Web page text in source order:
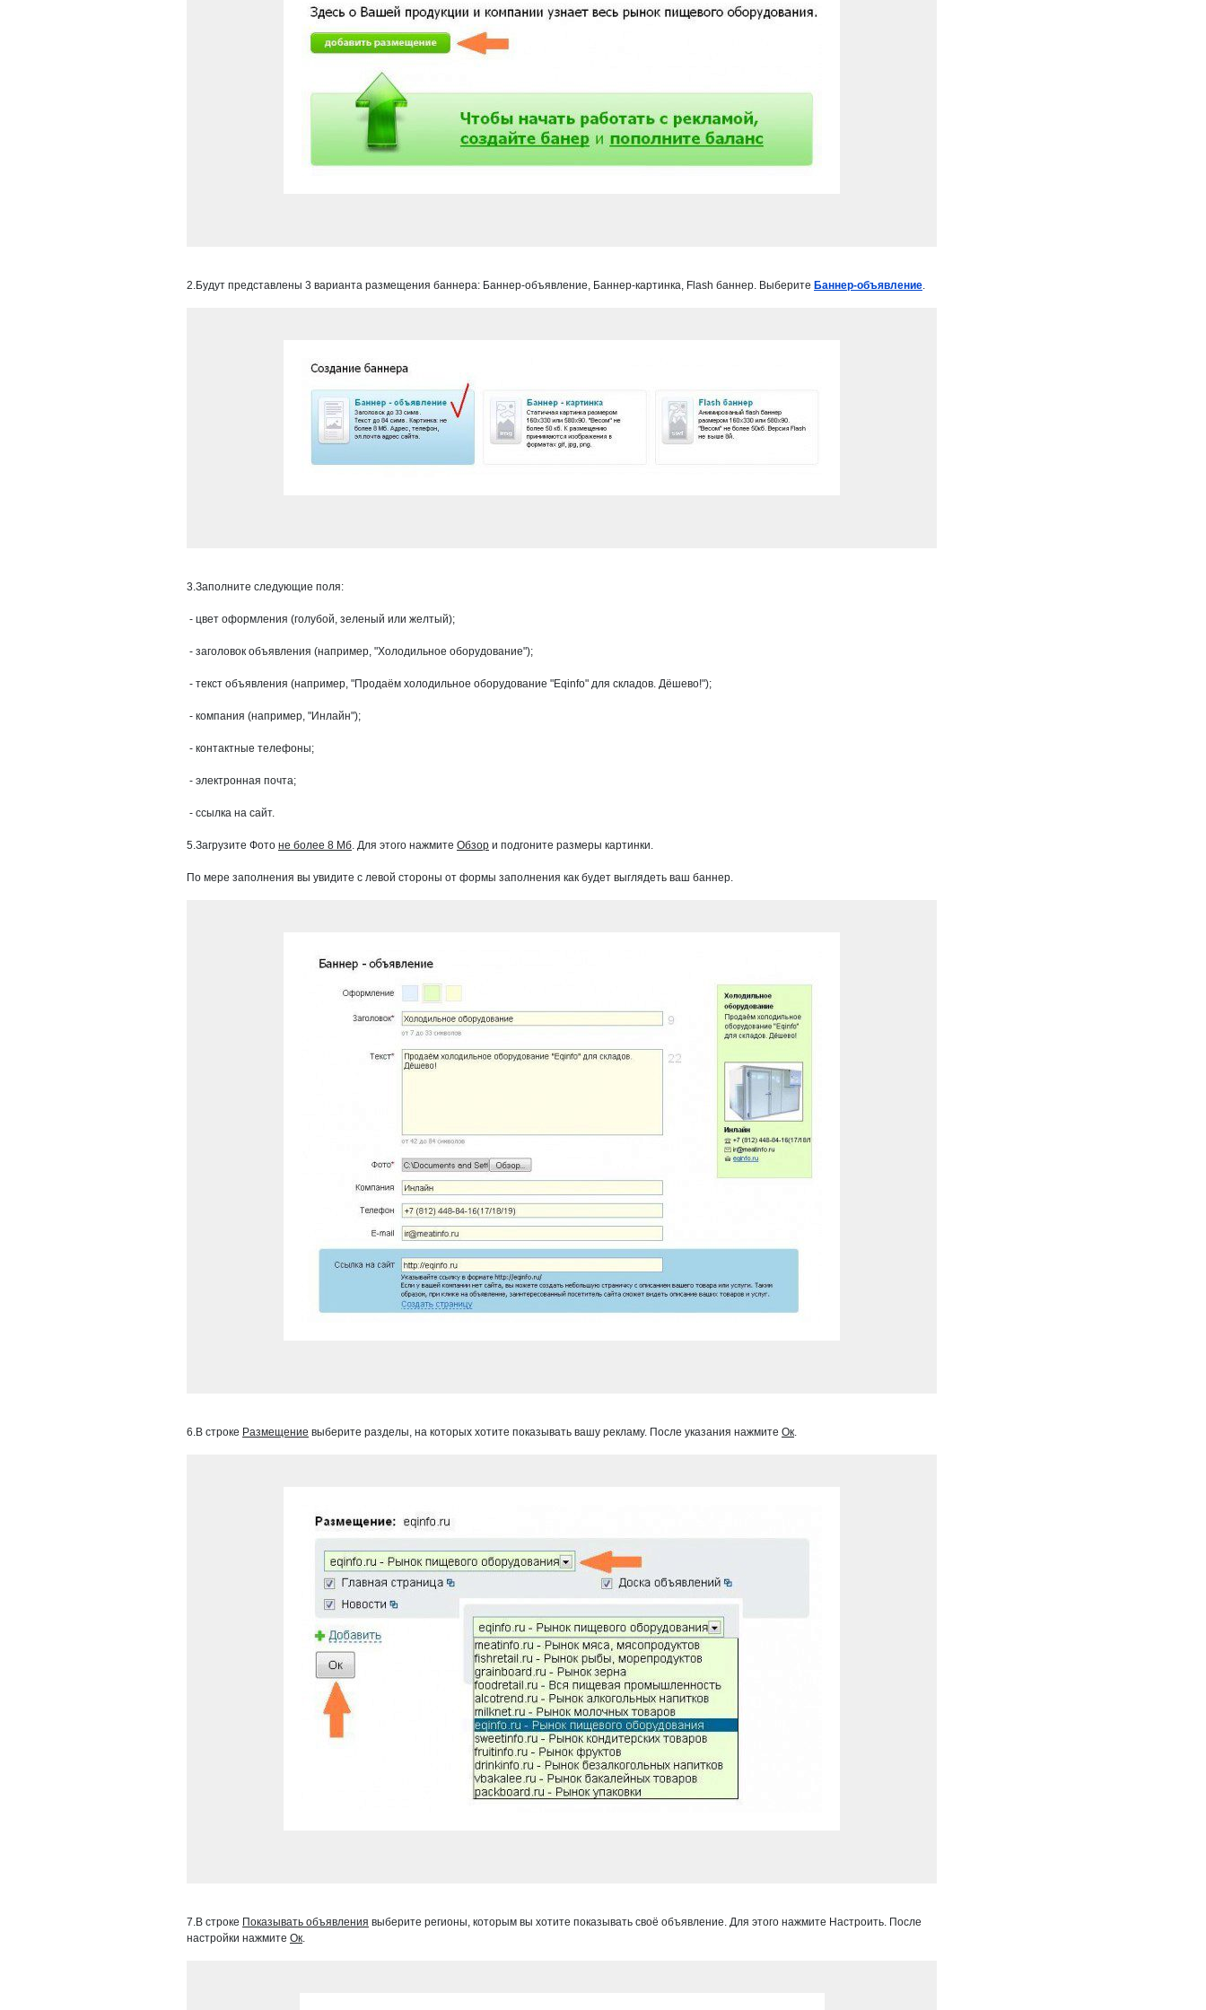
2.Будут представлены 3 варианта размещения баннера: Баннер-объявление, Баннер-картинка, Flash баннер. Выберите Баннер-объявление.
3.Заполните следующие поля:
- цвет оформления (голубой, зеленый или желтый);
- заголовок объявления (например, "Холодильное оборудование");
- текст объявления (например, "Продаём холодильное оборудование "Eqinfo" для складов. Дёшево!");
- компания (например, "Инлайн");
- контактные телефоны;
- электронная почта;
- ссылка на сайт.
5.Загрузите Фото не более 8 Мб. Для этого нажмите Обзор и подгоните размеры картинки.
По мере заполнения вы увидите с левой стороны от формы заполнения как будет выглядеть ваш баннер.
6.В строке Размещение выберите разделы, на которых хотите показывать вашу рекламу. После указания нажмите Ок.
7.В строке Показывать объявления выберите регионы, которым вы хотите показывать своё объявление. Для этого нажмите Настроить. После
настройки нажмите Ок.